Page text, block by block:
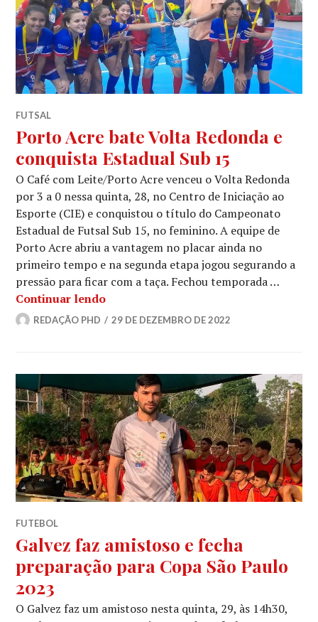
FUTSAL
Porto Acre bate Volta Redonda e
conquista Estadual Sub 15
O Café com Leite/Porto Acre venceu o Volta Redonda
por 3 a 0 nessa quinta, 28, no Centro de Iniciação ao
Esporte (CIE) e conquistou o título do Campeonato
Estadual de Futsal Sub 15, no feminino. A equipe de
Porto Acre abriu a vantagem no placar ainda no
primeiro tempo e na segunda etapa jogou segurando a
pressão para ficar com a taça. Fechou temporada …
Continuar lendo
REDAÇÃO PHD 29 DE DEZEMBRO DE 2022
FUTEBOL
Galvez faz amistoso e fecha
preparação para Copa São Paulo
2023
O Galvez faz um amistoso nesta quinta, 29, às 14h30,